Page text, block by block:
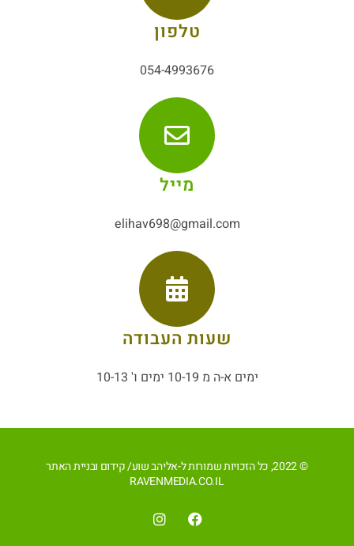
טלפון
054-4993676
מייל
elihav698@gmail.com
שעות העבודה
ימים א-ה מ 10-19 ימים ו' 10-13
© 2022, כל הזכויות שמורות ל-אליהב שוע/ קידום ובניית האתר
RAVENMEDIA.CO.IL